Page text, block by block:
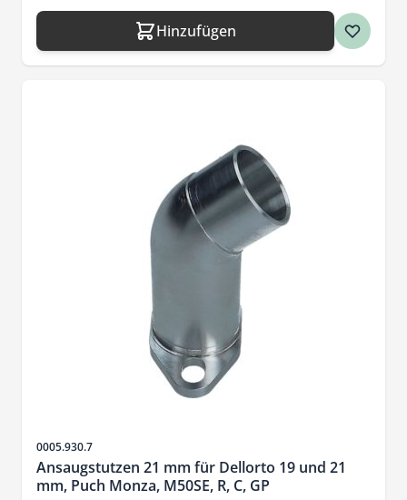
Hinzufügen
Artikelnr.
0005.930.7
Ansaugstutzen 21 mm für Dellorto 19 und 21
mm, Puch Monza, M50SE, R, C, GP